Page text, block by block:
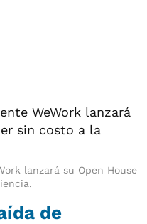
lanzará su Open House
de